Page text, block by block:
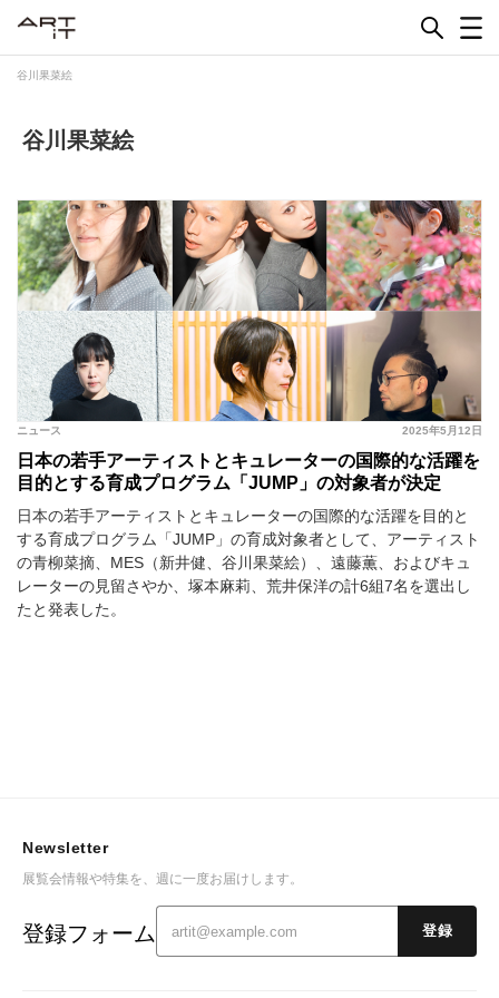
谷川果菜絵
谷川果菜絵
2025年5月12日
ニュース
日本の若手アーティストとキュレーターの国際的な活躍を
目的とする育成プログラム「JUMP」の対象者が決定
日本の若手アーティストとキュレーターの国際的な活躍を目的と
する育成プログラム「JUMP」の育成対象者として、アーティスト
の青柳菜摘、MES（新井健、谷川果菜絵）、遠藤薫、およびキュ
レーターの見留さやか、塚本麻莉、荒井保洋の計6組7名を選出し
たと発表した。
Newsletter
展覧会情報や特集を、週に一度お届けします。
登録フォーム 登録